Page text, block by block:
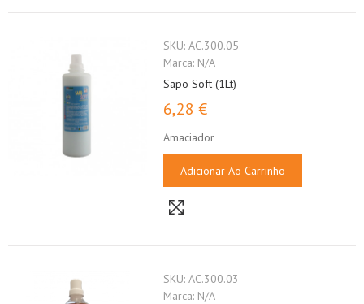
SKU:AC.300.05
Marca: N/A
Sapo Soft (1Lt)
6,28 €
Amaciador
Adicionar Ao Carrinho
SKU:AC.300.03
Marca: N/A